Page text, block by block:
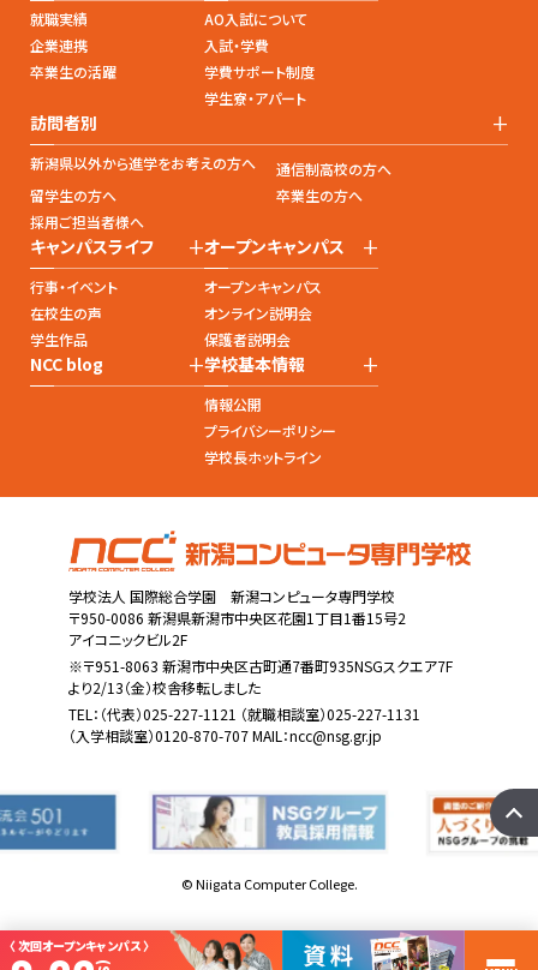
就職実績
企業連携
卒業生の活躍
AO入試について
入試・学費
学費サポート制度
学生寮・アパート
訪問者別 +
新潟県以外から進学をお考えの方へ
通信制高校の方へ
留学生の方へ
卒業生の方へ
採用ご担当者様へ
キャンパスライフ +
行事・イベント
在校生の声
学生作品
オープンキャンパス +
オープンキャンパス
オンライン説明会
保護者説明会
NCC blog +学校基本情報 +
情報公開
プライバシーポリシー
学校長ホットライン
学校法人 国際総合学園 新潟コンピュータ専門学校
〒950-0086 新潟県新潟市中央区花園1丁目1番15号2
アイコニックビル2F
※〒951-8063 新潟市中央区古町通7番町935NSGスクエア7F
より2/13（金）校舎移転しました
TEL： （代表）025-227-1121 （就職相談室）025-227-1131
（入学相談室）0120-870-707 MAIL：ncc@nsg.gr.jp
© Niigata Computer College.
〈 次回オープンキャンパス 〉